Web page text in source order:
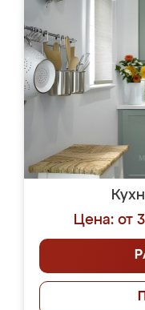
Цена: от